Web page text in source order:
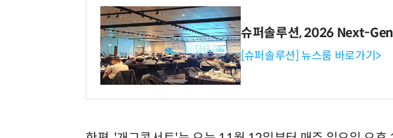
슈퍼솔루션, 2026 Next-
[슈퍼솔루션] 뉴스룸 바로가기>